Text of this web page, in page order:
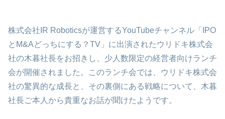
株式会社IR Roboticsが運営するYouTubeチャンネル「IPO
とM&Aどっちにする？TV」に出演されたウリドキ株式会
社の木暮社長をお招きし、少人数限定の経営者向けランチ
会が開催されました。このランチ会では、ウリドキ株式会
社の驚異的な成長と、その裏側にある戦略について、木暮
社長ご本人から貴重なお話が聞けたようです。